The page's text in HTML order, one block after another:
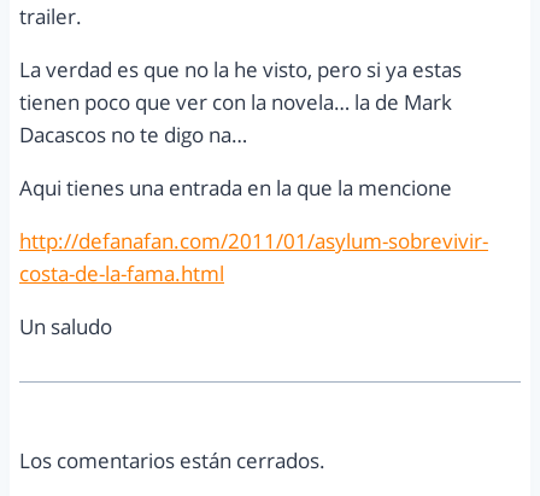
trailer.
La verdad es que no la he visto, pero si ya estas
tienen poco que ver con la novela… la de Mark
Dacascos no te digo na…
Aqui tienes una entrada en la que la mencione
http://defanafan.com/2011/01/asylum-sobrevivir-
costa-de-la-fama.html
Un saludo
Los comentarios están cerrados.